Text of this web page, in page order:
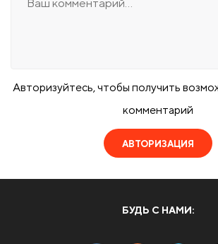
Авторизуйтесь, чтобы получить
комментарий
АВТОРИЗАЦИЯ
БУДЬ С НАМИ: